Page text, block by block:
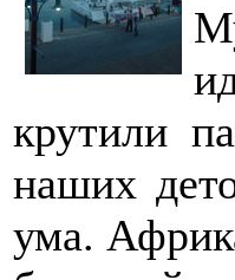
крутили
наших
ума.